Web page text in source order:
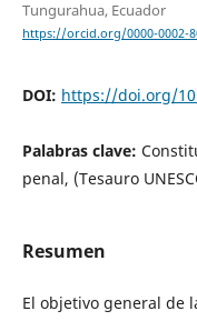
Tungurahua, Ecuador
https://orcid.org/0000-0002-
DOI: https://doi.org/
Palabras clave:
penal, (Tesauro
Resumen
El objetivo general de